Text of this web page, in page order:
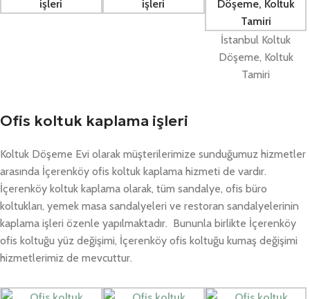
İstanbul Koltuk
Döşeme, Koltuk
Tamiri
Ofis koltuk kaplama işleri
Koltuk Döşeme Evi olarak müşterilerimize sunduğumuz hizmetler
arasında İçerenköy ofis koltuk kaplama hizmeti de vardır.
İçerenköy koltuk kaplama olarak, tüm sandalye, ofis büro
koltukları, yemek masa sandalyeleri ve restoran sandalyelerinin
kaplama işleri özenle yapılmaktadır. Bununla birlikte İçerenköy
ofis koltuğu yüz değişimi, İçerenköy ofis koltuğu kumaş değişimi
hizmetlerimiz de mevcuttur.